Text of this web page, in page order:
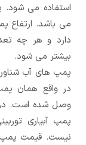
استفاده می شود.
می باشد. ارتفاع
دارد و هر چه
بیشتر می شود.
پمپ های آب
در واقع همان
وصل شده است. در
پمپ آبیاری
نیست. قیمت پمپ